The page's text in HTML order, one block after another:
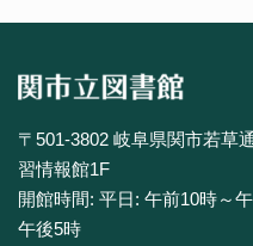
〒501-3802 岐阜県関市若草
習情報館1F
開館時間: 平日: 午前10時～
午後5時